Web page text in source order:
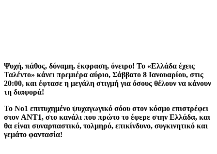
Ψυχή, πάθος, δύναμη, έκφραση, όνειρο! Το «Ελλάδα έχεις
Ταλέντο» κάνει πρεμιέρα αύριο, Σάββατο 8 Ιανουαρίου, στις
20:00, και έφτασε η μεγάλη στιγμή για όσους θέλουν να κάνουν
τη διαφορά!
Το Νο1 επιτυχημένο ψυχαγωγικό σόου στον κόσμο επιστρέφει
στον ANT1, στο κανάλι που πρώτο το έφερε στην Ελλάδα, και
θα είναι συναρπαστικό, τολμηρό, επικίνδυνο, συγκινητικό και
γεμάτο φαντασία!